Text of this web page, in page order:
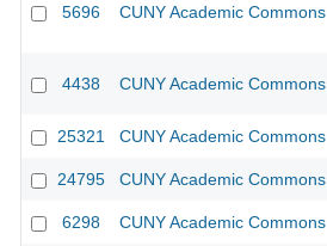
5696 CUNY Academic Commons
4438 CUNY Academic Commons
25321 CUNY Academic Commons
24795 CUNY Academic Commons
6298 CUNY Academic Commons